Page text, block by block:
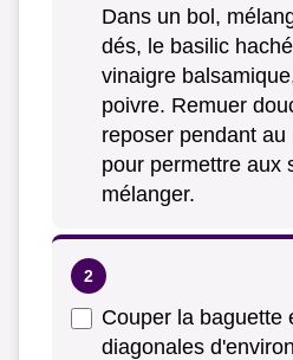
Dans un bol,
dés, le basilic
vinaigre
poivre. Remuer
reposer pendant
pour permettre aux
mélanger.
Couper la baguette
diagonales